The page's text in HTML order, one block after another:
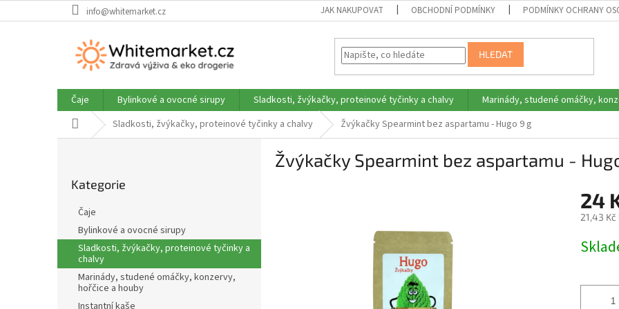
na
info@whitemarket.cz JAK NAKUPOVAT OBCHODNÍ PODMÍNKY PODMÍNKY OCHRANY
HLEDAT
Čaje Bylinkové a ovocné sirupy Sladkosti, žvýkačky, proteinové tyčinky a chalvy Marinády, studené omáčky,
Domů Sladkosti, žvýkačky, proteinové tyčinky a chalvy Žvýkačky Spearmint bez aspartamu - Hugo 9 g
n
í
kategorie
Kategorie
Čaje
Bylinkové a ovocné sirupy
Sladkosti, žvýkačky, proteinové tyčinky a
chalvy
Marinády, studené omáčky, konzervy,
hořčice a houby
Instantní kaše
Žvýkačky Spearmint bez aspartamu -
24
21,43 Kč
cena: